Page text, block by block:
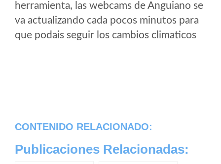
herramienta, las webcams de Anguiano se
va actualizando cada pocos minutos para
que podais seguir los cambios climaticos
CONTENIDO RELACIONADO:
Publicaciones Relacionadas: